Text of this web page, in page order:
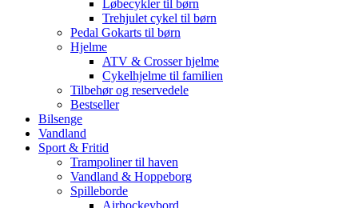
Løbecykler til børn
Trehjulet cykel til børn
Pedal Gokarts til børn
Hjelme
ATV & Crosser hjelme
Cykelhjelme til familien
Tilbehør og reservedele
Bestseller
Bilsenge
Vandland
Sport & Fritid
Trampoliner til haven
Vandland & Hoppeborg
Spilleborde
Airhockeybord